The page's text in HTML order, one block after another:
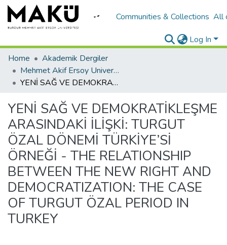
Communities & Collections All
Log In
Home
Akademik Dergiler
Mehmet Akif Ersoy University Journal of Social Sciences Institute
YENİ SAĞ VE DEMOKRATİKLEŞME ARASINDAKİ İLİŞKİ: TURGUT ÖZAL DÖNEMİ TÜRKİYE’Sİ ÖRNEĞİ - THE RELATIONSHIP BETWEEN THE NEW RIGHT AND DEMOCRATIZATION: THE CASE OF TURGUT ÖZAL PERIOD IN TURKEY
YENİ SAĞ VE DEMOKRATİKLEŞME
ARASINDAKİ İLİŞKİ: TURGUT
ÖZAL DÖNEMİ TÜRKİYE’Sİ
ÖRNEĞİ - THE RELATIONSHIP
BETWEEN THE NEW RIGHT AND
DEMOCRATIZATION: THE CASE
OF TURGUT ÖZAL PERIOD IN
TURKEY